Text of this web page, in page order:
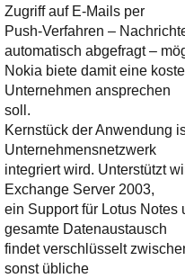
Zugriff auf E-Mails per
Push-Verfahren –
automatisch abgefragt –
Nokia biete damit eine
Unternehmen ansprechen
soll.
Kernstück der Anwendung
Unternehmensnetzwerk
integriert wird. Unterstützt
Exchange Server 2003,
ein Support für Lotus Notes
gesamte Datenaustausch
findet verschlüsselt
sonst übliche
Ihre E-Mail
Adresse:
E-Mail
E-Mail bestätigen